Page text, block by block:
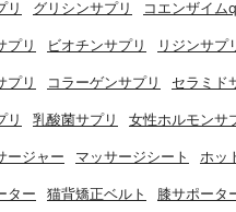
リ グリシンサプリ コエンザイム
プリ ビオチンサプリ リジンサプ
プリ コラーゲンサプリ セラミド
リ 乳酸菌サプリ 女性ホルモンサ
ージャー マッサージシート ホッ
ター 猫背矯正ベルト 膝サポータ